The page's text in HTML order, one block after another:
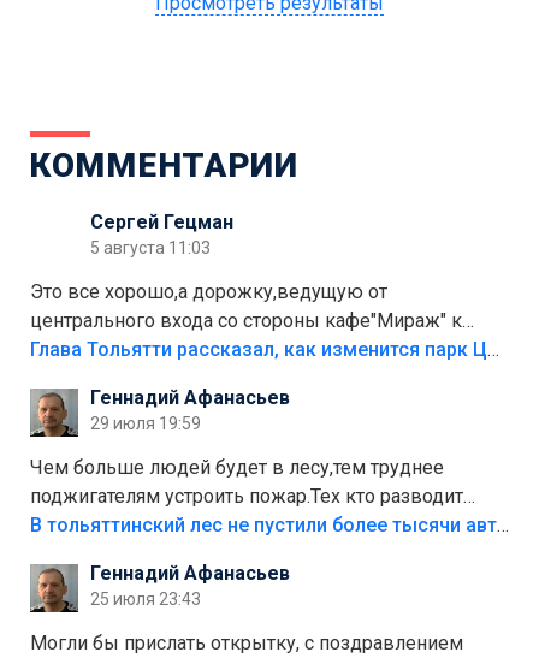
КОММЕНТАРИИ
Сергей Гецман
5 августа 11:03
Это все хорошо,а дорожку,ведущую от
центрального входа со стороны кафе"Мираж" к
аттракционам слабо доделать?А то бордюры
лежала в парке и испортилась.Да еще,видимо,часть
украли.
Глава Тольятти рассказал, как изменится парк Центрального района
Геннадий Афанасьев
29 июля 19:59
Чем больше людей будет в лесу,тем труднее
поджигателям устроить пожар.Тех кто разводит
костры,тех надо безбожно штрафовать.Камер полно
Штрафы мизерные.
В тольяттинский лес не пустили более тысячи автомобилей
Геннадий Афанасьев
25 июля 23:43
Могли бы прислать открытку, с поздравлением